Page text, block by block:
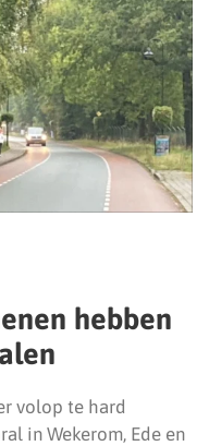
hebben
volop te hard
in Wekerom, Ede en